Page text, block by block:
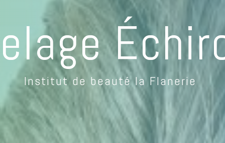
Institut de beauté la Flanerie